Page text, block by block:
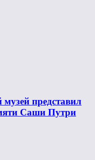
представил
Саши Путри